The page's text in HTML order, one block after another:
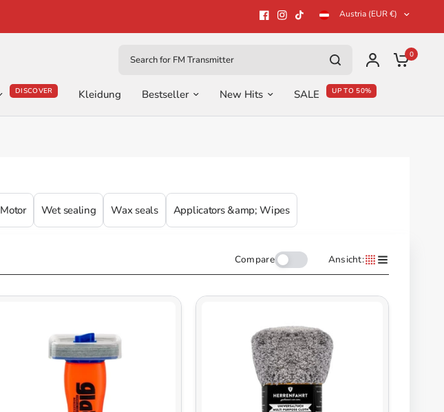
Austria (EUR €)
0
DISCOVER Kleidung Bestseller New Hits SALE UP TO 50%
Motor Wet sealing Wax seals Applicators &amp; Wipes
Compare Ansicht: